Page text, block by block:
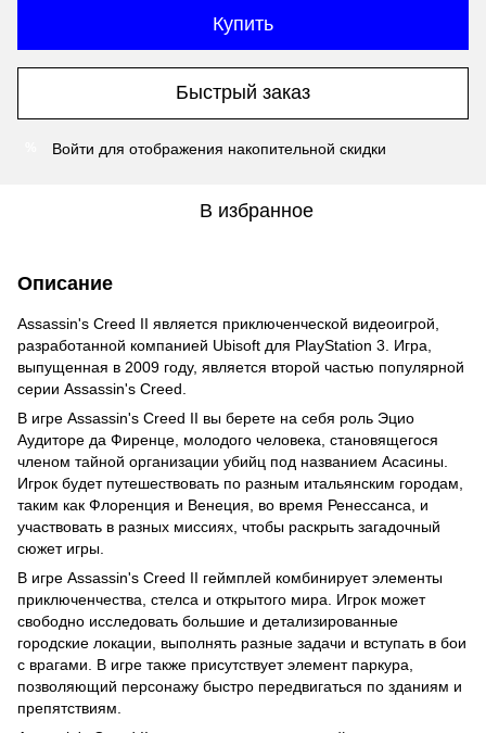
Купить
Быстрый заказ
Войти для отображения накопительной скидки
В избранное
Описание
Assassin's Creed II является приключенческой видеоигрой,
разработанной компанией Ubisoft для PlayStation 3. Игра,
выпущенная в 2009 году, является второй частью популярной
серии Assassin's Creed.
В игре Assassin's Creed II вы берете на себя роль Эцио
Аудиторе да Фиренце, молодого человека, становящегося
членом тайной организации убийц под названием Асасины.
Игрок будет путешествовать по разным итальянским городам,
таким как Флоренция и Венеция, во время Ренессанса, и
участвовать в разных миссиях, чтобы раскрыть загадочный
сюжет игры.
В игре Assassin's Creed II геймплей комбинирует элементы
приключенчества, стелса и открытого мира. Игрок может
свободно исследовать большие и детализированные
городские локации, выполнять разные задачи и вступать в бои
с врагами. В игре также присутствует элемент паркура,
позволяющий персонажу быстро передвигаться по зданиям и
препятствиям.